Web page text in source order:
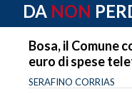
DA NON
Bosa, il Comune
euro di spese
SERAFINO CORRIAS